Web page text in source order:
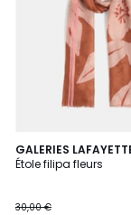
GALERIES
Étole filipa fleurs
30,00 €
2
Couleurs